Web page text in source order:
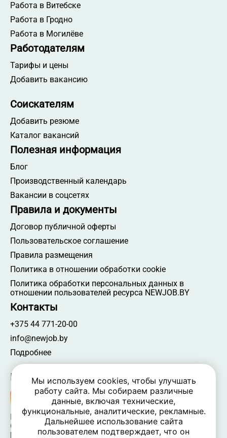
Работа в Витебске
Работа в Гродно
Работа в Могилёве
Работодателям
Тарифы и цены
Добавить вакансию
Соискателям
Добавить резюме
Каталог вакансий
Полезная информация
Блог
Производственный календарь
Вакансии в соцсетях
Правила и документы
Договор публичной оферты
Пользовательское соглашение
Правила размещения
Политика в отношении обработки cookie
Политика обработки персональных данных в
отношении пользователей ресурса NEWJOB.BY
Контакты
+375 44 771-20-00
info@newjob.by
Подробнее
Мы в соцсетях
NEWJOB.BY 🐝 2024 - 2026 | Все права защищены
ООО «Атамантия» | УНП 693331617
Беларусь, Минская обл., Минский р-н, Новодворский
Мы используем cookies, чтобы улучшать
работу сайта. Мы собираем различные
данные, включая технические,
функциональные, аналитические, рекламные.
Дальнейшее использование сайта
пользователем подтверждает, что он